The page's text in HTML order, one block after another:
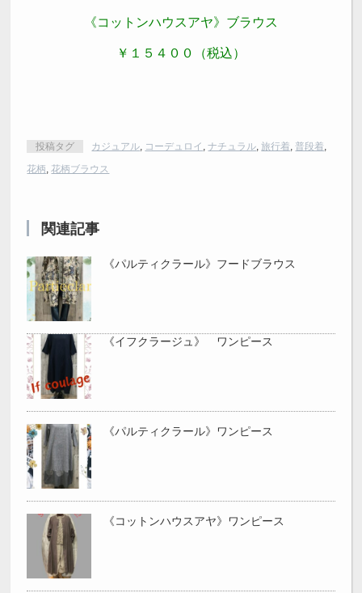
《コットンハウスアヤ》ブラウス
￥１５４００（税込）
投稿タグ カジュアル, コーデュロイ ,ナチュラル,旅行着,普段着,
花柄,花柄ブラウス
関連記事
《パルティクラール》フードブラウス
《イフクラージュ》 ワンピース
《パルティクラール》ワンピース
《コットンハウスアヤ》ワンピース